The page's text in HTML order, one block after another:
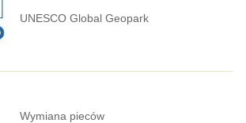
UNESCO Global Geopark
Wymiana pieców